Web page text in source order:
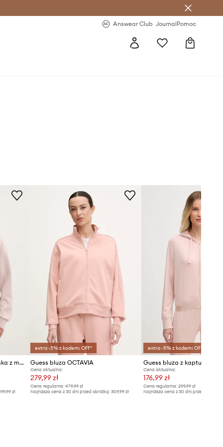
Answear Club JournalPomoc
Guess bluza rozpinana damska z modalem OLYMPE
zł
extra -5% z kodem: OFF*
Guess bluza OCTAVIA
Cena aktualna:
279,99 zł
Cena regularna:479,99 zł
Najniższa cena z 30 dni przed obniżką:309,99 zł
extra -5% z kodem: OFF*
Cena aktualna:
176,99 zł
Cena regularna: 299,99 zł
Najniższa cena z 30 dni przed obniżką: